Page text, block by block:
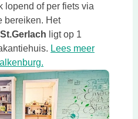
lopend of per fiets via
bereiken. Het
ligt op 1
Lees meer